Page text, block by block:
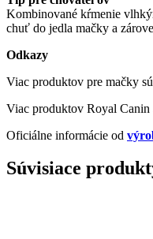
Kombinované kŕmenie
chuť do jedla mačky a
Odkazy
Viac produktov pre mačky sú
Viac produktov Royal Canin
Oficiálne informácie od
Súvisiace